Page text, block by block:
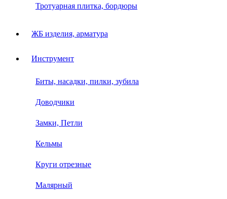
Тротуарная плитка, бордюры
ЖБ изделия, арматура
Инструмент
Биты, насадки, пилки, зубила
Доводчики
Замки, Петли
Кельмы
Круги отрезные
Малярный